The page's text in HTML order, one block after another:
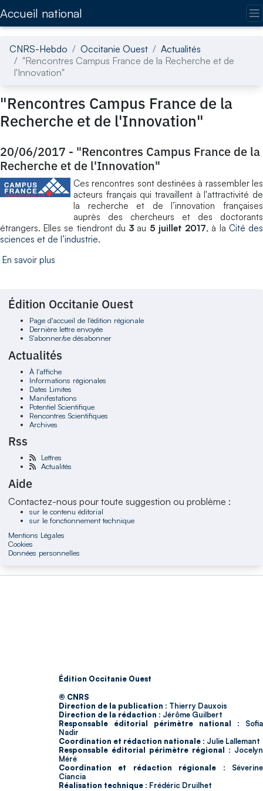
Accueil national
CNRS-Hebdo Occitanie Ouest
Actualités
"Rencontres Campus France de la Recherche et de
l'Innovation"
"Rencontres Campus France de la
Recherche et de l'Innovation"
20/06/2017 - "Rencontres Campus France de la
Recherche et de l'Innovation"
Ces rencontres sont destinées à rassembler les
acteurs français qui travaillent à l'attractivité de
la recherche et de l’innovation françaises
auprès des chercheurs et des doctorants
étrangers. Elles se tiendront du 3 au 5 juillet 2017, à la Cité des
sciences et de l’industrie.
En savoir plus
Édition Occitanie Ouest
Page d'accueil de l'édition régionale
Dernière lettre envoyée
S'abonner/se désabonner
Actualités
À l'affiche
Informations régionales
Dates Limites
Manifestations
Potentiel Scientifique
Rencontres Scientifiques
Archives
Rss
Lettres
Actualités
Aide
Contactez-nous pour toute suggestion ou problème :
sur le contenu éditorial
sur le fonctionnement technique
Mentions Légales
Cookies
Données personnelles
Édition Occitanie Ouest
© CNRS
Direction de la publication : Thierry Dauxois
Direction de la rédaction : Jérôme Guilbert
Responsable éditorial périmètre national : Sofia
Nadir
Coordination et rédaction nationale : Julie Lallemant
Responsable éditorial périmètre régional : Jocelyn
Méré
Coordination et rédaction régionale : Séverine
Ciancia
Réalisation technique : Frédéric Druilhet